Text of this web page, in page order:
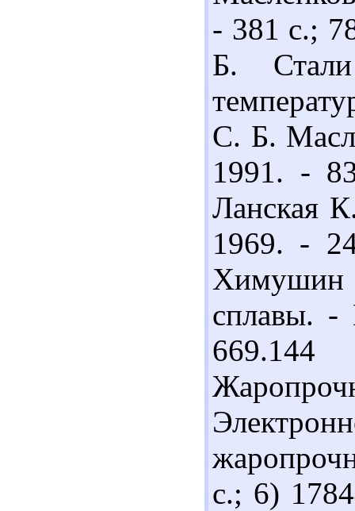
- 381 с.;
Б.
С. Б.
1991. -
Ланская
1969. -
Химушин
сплавы.
с.; 6)